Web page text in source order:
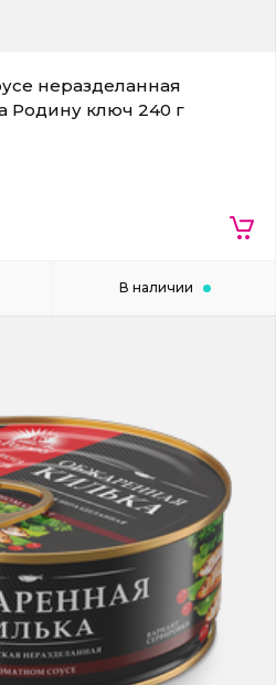
неразделанная
Родину ключ 240 г
В наличии